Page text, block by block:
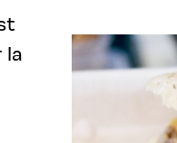
la